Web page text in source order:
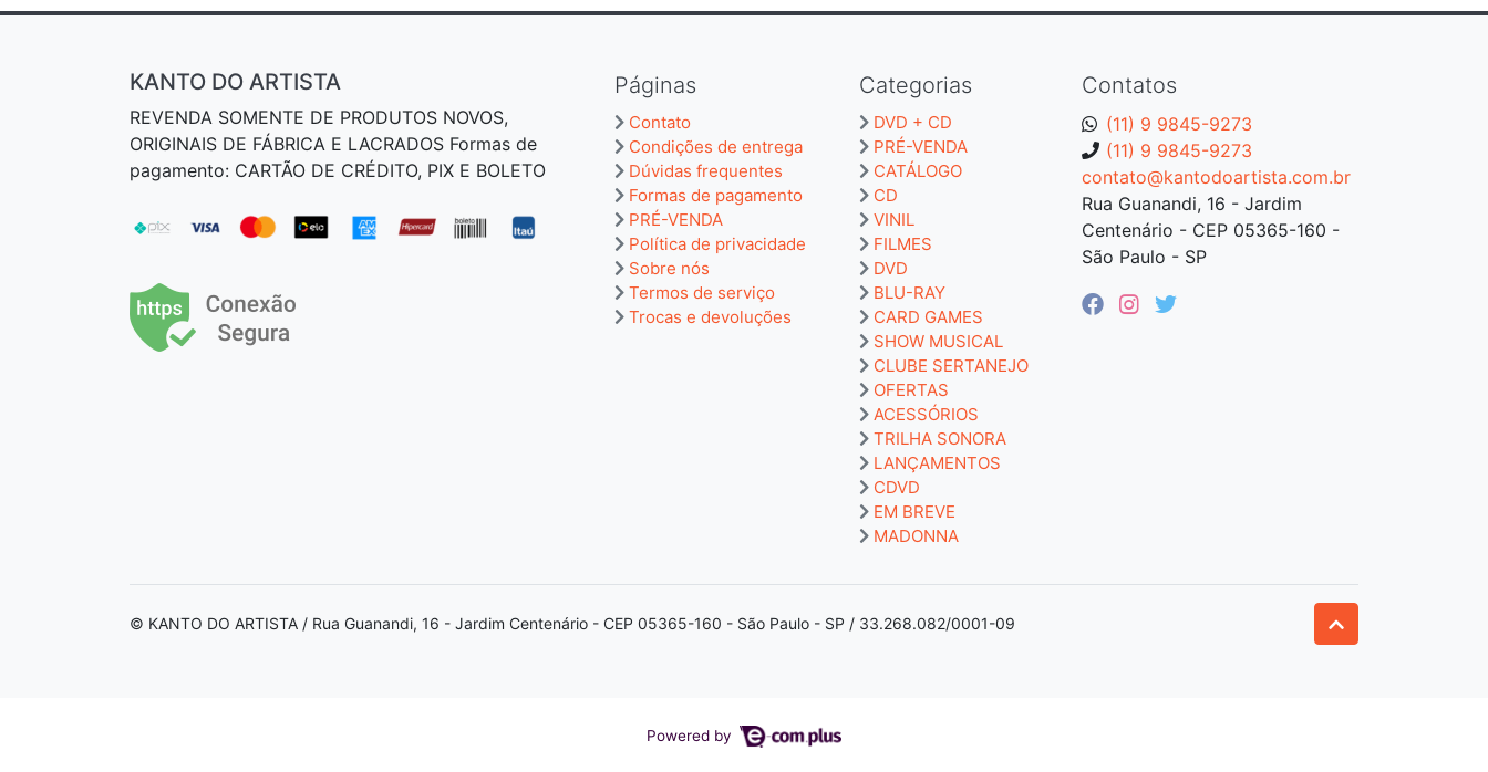
Contatos
(11) 9 9845-9273
(11) 9 9845-9273
contato@kantodoartista.com.br
Rua Guanandi, 16 - Jardim
Centenário - CEP 05365-160 -
São Paulo - SP
Páginas
Contato
Condições de entrega
Dúvidas frequentes
Formas de pagamento
PRÉ-VENDA
Política de privacidade
Sobre nós
Termos de serviço
Trocas e devoluções
Categorias
DVD + CD
PRÉ-VENDA
CATÁLOGO
CD
VINIL
FILMES
DVD
BLU-RAY
CARD GAMES
SHOW MUSICAL
CLUBE SERTANEJO
OFERTAS
ACESSÓRIOS
TRILHA SONORA
LANÇAMENTOS
CDVD
EM BREVE
MADONNA
KANTO DO ARTISTA
REVENDA SOMENTE DE PRODUTOS NOVOS,
ORIGINAIS DE FÁBRICA E LACRADOS Formas de
pagamento: CARTÃO DE CRÉDITO, PIX E BOLETO
© KANTO DO ARTISTA / Rua Guanandi, 16 - Jardim Centenário - CEP 05365-160 - São Paulo - SP / 33.268.082/0001-09
Powered by